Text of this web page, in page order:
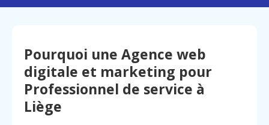
Pourquoi une Agence web
digitale et marketing pour
Professionnel de service à
Liège